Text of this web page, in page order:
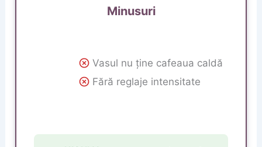
Minusuri
Vasul nu ține cafeaua caldă
Fără reglaje intensitate